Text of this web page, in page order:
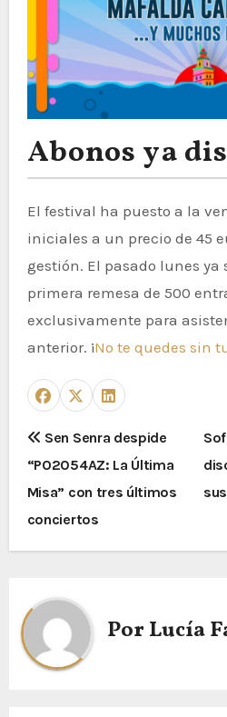
Abonos ya
El festival ha puesto a la
iniciales a un precio de 45
gestión. El pasado lunes ya
primera remesa de 500
exclusivamente para
anterior. ¡No te quedes sin
N
a
v
e
a
c
Sen Senra despide
“PO2054AZ: La Última
Misa” con tres últimos
conciertos
PorLucía